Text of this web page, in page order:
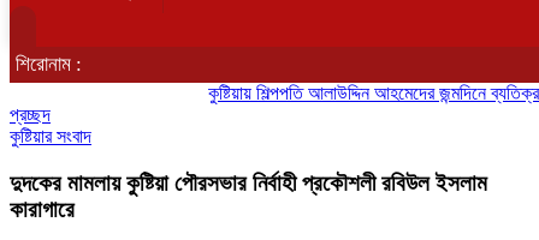
শিরোনাম :
কুষ্টিয়ায় শিল্পপতি আলাউদ্দিন আহমেদের জন্মদিনে ব্যতিক্রমী
প্রচ্ছদ
কুষ্টিয়ার সংবাদ
দুদকের মামলায় কুষ্টিয়া পৌরসভার নির্বাহী প্রকৌশলী রবিউল ইসলাম
কারাগারে